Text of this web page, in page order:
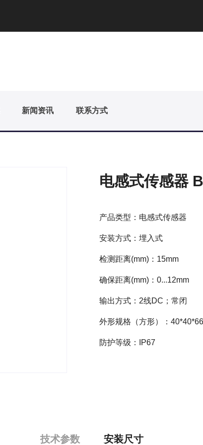
新闻资讯 联系方式
电感式传感器
产品类型：电感式传感器
安装方式：埋入式
检测距离(mm)：15mm
确保距离(mm)：0...12mm
输出方式：2线DC；常闭
外形规格（方形）：
防护等级：IP67
技术参数 安装尺寸